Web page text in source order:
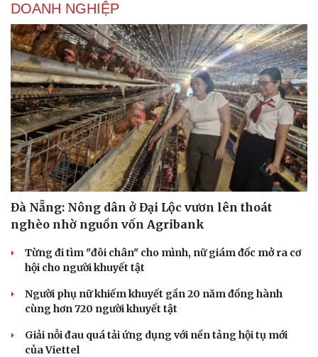
DOANH NGHIỆP
Đà Nẵng: Nông dân ở Đại Lộc vươn lên thoát
nghèo nhờ nguồn vốn Agribank
Từng đi tìm "đôi chân" cho mình, nữ giám đốc mở ra cơ
hội cho người khuyết tật
Người phụ nữ khiếm khuyết gần 20 năm đồng hành
cùng hơn 720 người khuyết tật
Giải nỗi đau quá tải ứng dụng với nền tảng hội tụ mới
của Viettel